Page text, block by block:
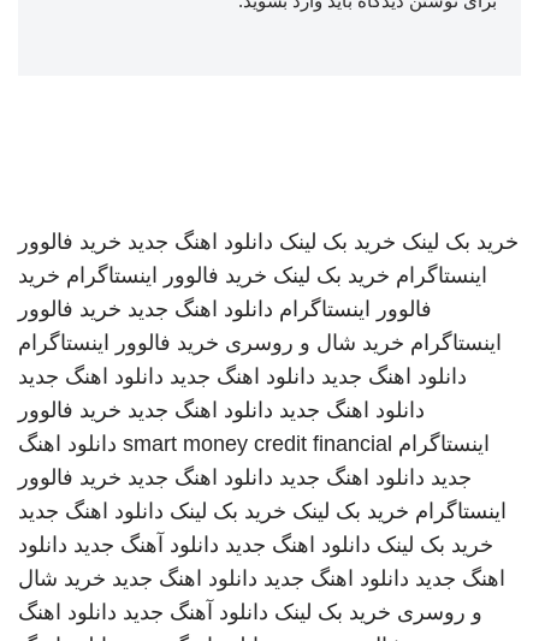
خرید بک لینک خرید بک لینک دانلود اهنگ جدید خرید فالوور
اینستاگرام خرید بک لینک خرید فالوور اینستاگرام خرید
فالوور اینستاگرام دانلود اهنگ جدید خرید فالوور
اینستاگرام خرید شال و روسری خرید فالوور اینستاگرام
دانلود اهنگ جدید دانلود اهنگ جدید دانلود اهنگ جدید
دانلود اهنگ جدید دانلود اهنگ جدید خرید فالوور
اینستاگرام smart money credit financial دانلود اهنگ
جدید دانلود اهنگ جدید دانلود اهنگ جدید خرید فالوور
اینستاگرام خرید بک لینک خرید بک لینک دانلود اهنگ جدید
خرید بک لینک دانلود اهنگ جدید دانلود آهنگ جدید دانلود
اهنگ جدید دانلود اهنگ جدید دانلود اهنگ جدید خرید شال
و روسری خرید بک لینک دانلود آهنگ جدید دانلود اهنگ